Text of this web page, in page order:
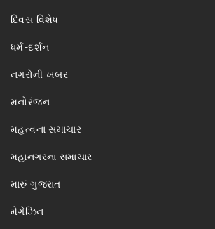
દિવસ વિશેષ
ધર્મ-દર્શન
નગરોની ખબર
મનોરંજન
મહત્વના સમાચાર
મહાનગરના સમાચાર
મારું ગુજરાત
મેગેઝિન